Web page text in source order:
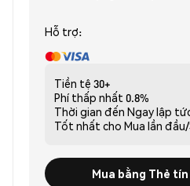
Hỗ trợ:
Tiền tệ 30+
Phí thấp nhất 0.8%
Thời gian đến Ngay lập
Tốt nhất cho Mua lần
Mua bằng Thẻ